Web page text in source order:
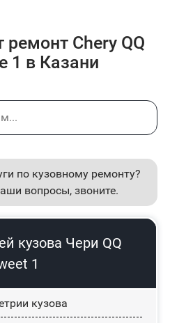
Chery QQ
1 в Казани
по кузовному ремонту?
вопросы, звоните.
кузова Чери QQ
1
кузова